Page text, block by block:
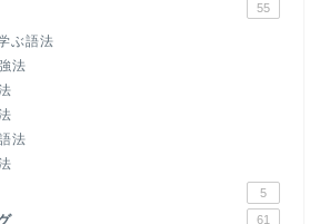
55
ぶ語法
法
法
5
61